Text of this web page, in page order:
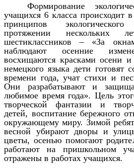
Формирование
учащихся 6 класса происходит
принципов
протяжении нескольких
шестиклассников – «За
наблюдают осенние
восхищаются красками осени
немецкого языка дети готовят
времени года, учат стихи и
Они разрабатывают и
любимое время года». Цель
творческой фантазии и
детей, воспитание бережного
окружающему миру. Зимой
весной убирают дворы и
цветы, осенью помогают
работают на пришкольном
отражены в работах учащихся.